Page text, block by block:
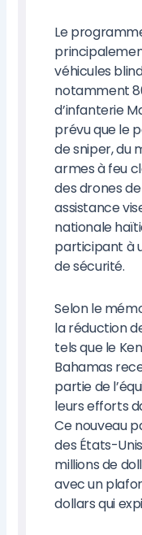
Le
véhicules
notamment
d’infanterie
prévu que le
de sniper, du
armes à feu
des drones
assistance
nationale
participant à
de sécurité.
Selon le
la réduction
tels que le
Bahamas
partie de
leurs efforts
Ce nouveau
des États-
millions de
avec un
dollars qui